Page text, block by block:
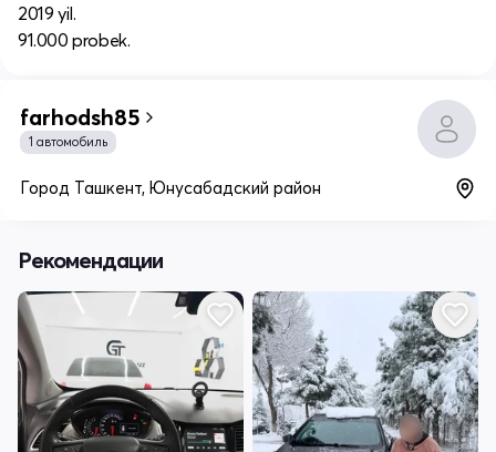
2019 yil.
91.000 probek.
farhodsh85
1 автомобиль
Город Ташкент, Юнусабадский район
Рекомендации